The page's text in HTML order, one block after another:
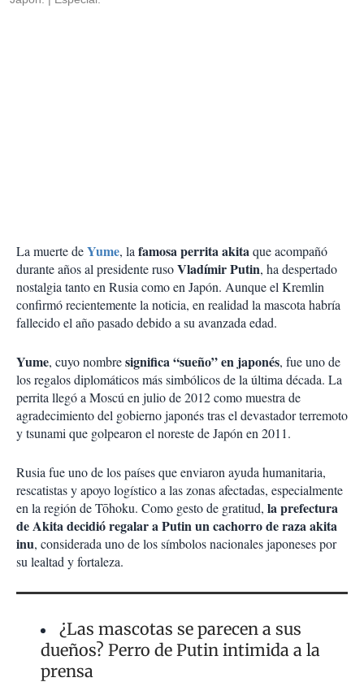
La muerte deYume, lafamosa perrita akitaque acompañó
durante años al presidente rusoVladímir Putin, ha despertado
nostalgia tanto en Rusia como en Japón. Aunque el Kremlin
confirmó recientemente la noticia, en realidad la mascota habría
fallecido el año pasado debido a su avanzada edad.
Yume, cuyo nombresignifica “sueño” en japonés, fue uno de
los regalos diplomáticos más simbólicos de la última década. La
perrita llegó a Moscú en julio de 2012 como muestra de
agradecimiento del gobierno japonés tras el devastador terremoto
y tsunami que golpearon el noreste de Japón en 2011.
Rusia fue uno de los países que enviaron ayuda humanitaria,
rescatistas y apoyo logístico a las zonas afectadas, especialmente
en la región de Tōhoku. Como gesto de gratitud, la prefectura
de Akita decidió regalar a Putin un cachorro de raza akita
inu, considerada uno de los símbolos nacionales japoneses por
su lealtad y fortaleza.
¿Las mascotas se parecen a sus
dueños? Perro de Putin intimida a la
prensa